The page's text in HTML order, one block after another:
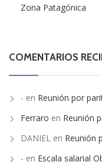
Zona Patagónica
COMENTARIOS
- en Reunión por
Ferraro en Reunión
DANIEL en Reunión
- en Escala salarial